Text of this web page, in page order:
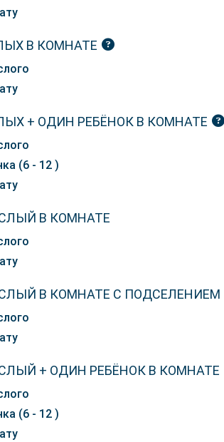
В КОМНАТЕ
+ ОДИН РЕБЁНОК В КОМНАТЕ
(6 - 12 )
В КОМНАТЕ
В КОМНАТЕ С ПОДСЕЛЕНИЕМ
+ ОДИН РЕБЁНОК В КОМНАТЕ
(6 - 12 )